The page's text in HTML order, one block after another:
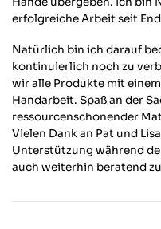
erfolgreiche Arbeit seit
Natürlich bin ich darauf
kontinuierlich noch zu
wir alle Produkte mit
Handarbeit. Spaß an der
ressourcenschonender
Vielen Dank an Pat und
Unterstützung während
auch weiterhin beratend